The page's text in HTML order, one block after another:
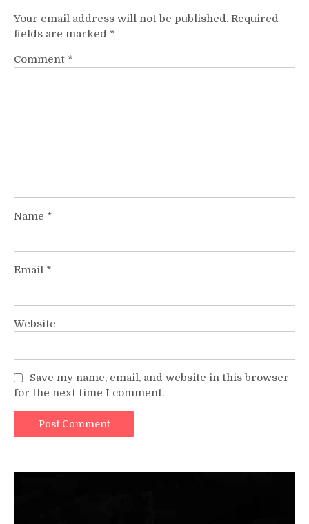
Your email address will not be published. Required
fields are marked *
Comment *
Name *
Email *
Website
Save my name, email, and website in this browser
for the next time I comment.